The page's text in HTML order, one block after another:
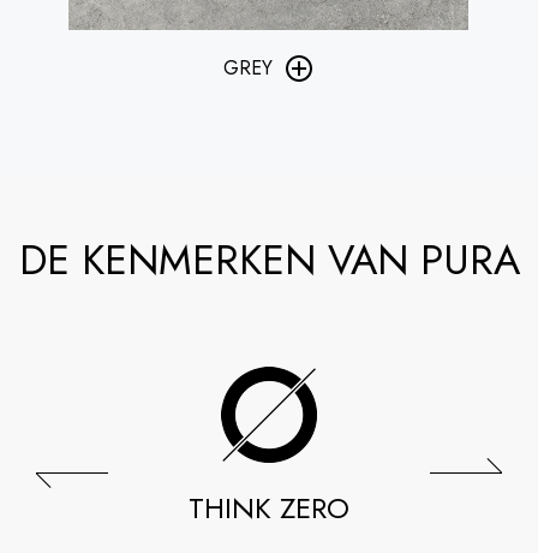
GREY
DE KENMERKEN VAN PURA
THINK ZERO